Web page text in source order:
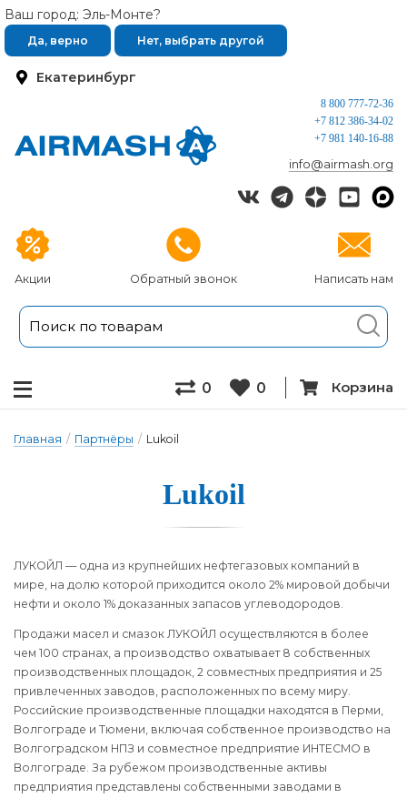
Екатеринбург
Ваш город: Эль-Монте?
Да, верно Нет, выбрать другой
Акции Обратный звонок Написать нам
8 800 777-72-36
+7 812 386-34-02
+7 981 140-16-88
info@airmash.org
0 0 Корзина
Главная / Партнёры / Lukoil
Lukoil
ЛУКОЙЛ — одна из крупнейших нефтегазовых компаний в
мире, на долю которой приходится около 2% мировой добычи
нефти и около 1% доказанных запасов углеводородов.
Продажи масел и смазок ЛУКОЙЛ осуществляются в более
чем 100 странах, а производство охватывает 8 собственных
производственных площадок, 2 совместных предприятия и 25
привлеченных заводов, расположенных по всему миру.
Российские производственные площадки находятся в Перми,
Волгограде и Тюмени, включая собственное производство на
Волгоградском НПЗ и совместное предприятие ИНТЕСМО в
Волгограде. За рубежом производственные активы
предприятия представлены собственными заводами в